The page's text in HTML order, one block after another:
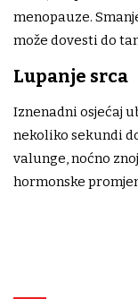
menopauze.
može dovesti do
Lupanje srca
Iznenadni osjećaj
nekoliko sekundi
valunge, noćno
hormonske